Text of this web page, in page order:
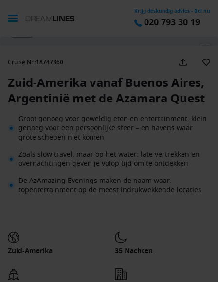
Krijg deskundig advies - Bel nu
020 793 30 19
Cruise Nr.:18747360
Zuid-Amerika vanaf Buenos Aires,
Argentinië met de Azamara Quest
Groot genoeg voor geweldig eten en entertainment, klein
genoeg voor een persoonlijke sfeer – en havens waar
grote schepen niet komen
Zoals slow travel, maar op het water: late vertrekken en
overnachtingen geven je volop tijd om te ontdekken
De AzAmazing Evenings maken de naam waar:
topentertainment op de meest indrukwekkende locaties
Zuid-Amerika 35 Nachten